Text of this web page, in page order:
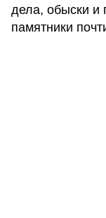
дела, обыски и
памятники